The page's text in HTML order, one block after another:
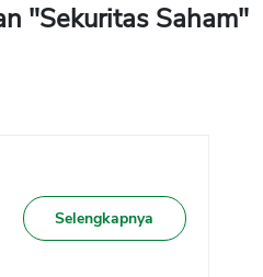
"Sekuritas Saham"
Selengkapnya